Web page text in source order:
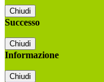
Chiudi
Successo
Chiudi
Informazione
Chiudi